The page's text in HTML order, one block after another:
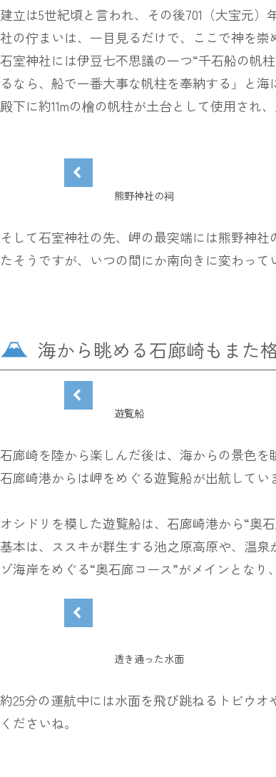
建立は5世紀頃と言われ、その後701（大宝元
社の佇まいは、一目見るだけで、ここで神を崇
石室神社には伊豆七不思議の一つ“千石船の帆
るなら、船で一番大事な帆柱を奉納する」と
殿下に約11mの檜の帆柱が土台として使用され
熊野神社の祠
そして石室神社の先、岬の最突端には熊野神
たそうですが、いつの間にか南向きに変わって
海から眺める石廊崎もまた
遊覧船
石廊崎を陸から楽しんだ後は、海からの景色を
石廊崎港からは岬をめぐる遊覧船が出航してい
オシドリを模した遊覧船は、石廊崎港から“奥
基本は、ススキが群生する池之原高原や、温
ゾ海岸をめぐる“奥石廊コース”がメインとな
透き通った水面
約25分の運航中には水面を飛び跳ねるトビウ
くださいね。